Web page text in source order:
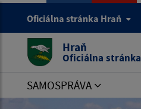
Oficiálna stránka Hraň
Hraň
Oficiálna stránka
SAMOSPRÁVA